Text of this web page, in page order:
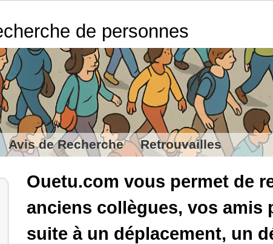
de personnes
Avis de Recherche Retrouvailles
Ouetu.com vous permet de
anciens collègues, vos amis
suite à un déplacement, un